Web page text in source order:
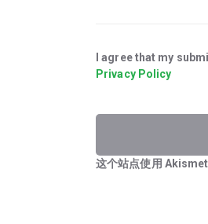
I agree that my
Privacy Policy
这个站点使用 Akismet